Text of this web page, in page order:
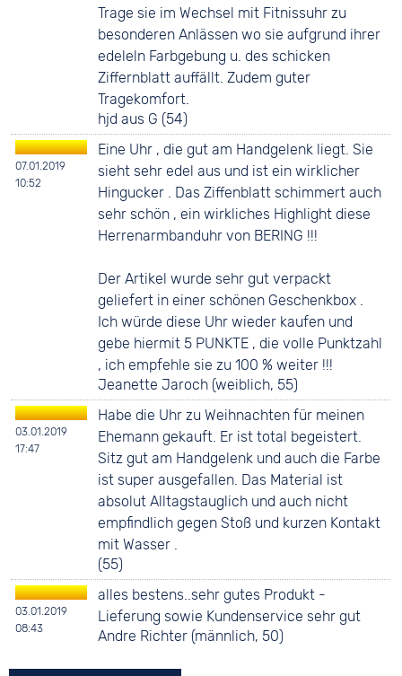
Trage sie im Wechsel mit Fitnissuhr zu
besonderen Anlässen wo sie aufgrund ihrer
edeleln Farbgebung u. des schicken
Ziffernblatt auffällt. Zudem guter
Tragekomfort.
hjd aus G (54)
07.01.2019
10:52
Eine Uhr , die gut am Handgelenk liegt. Sie
sieht sehr edel aus und ist ein wirklicher
Hingucker . Das Ziffenblatt schimmert auch
sehr schön , ein wirkliches Highlight diese
Herrenarmbanduhr von BERING !!!
Der Artikel wurde sehr gut verpackt
geliefert in einer schönen Geschenkbox .
Ich würde diese Uhr wieder kaufen und
gebe hiermit 5 PUNKTE , die volle Punktzahl
, ich empfehle sie zu 100 % weiter !!!
Jeanette Jaroch (weiblich, 55)
03.01.2019
17:47
Habe die Uhr zu Weihnachten für meinen
Ehemann gekauft. Er ist total begeistert.
Sitz gut am Handgelenk und auch die Farbe
ist super ausgefallen. Das Material ist
absolut Alltagstauglich und auch nicht
empfindlich gegen Stoß und kurzen Kontakt
mit Wasser .
(55)
03.01.2019
08:43
alles bestens..sehr gutes Produkt -
Lieferung sowie Kundenservice sehr gut
Andre Richter (männlich, 50)